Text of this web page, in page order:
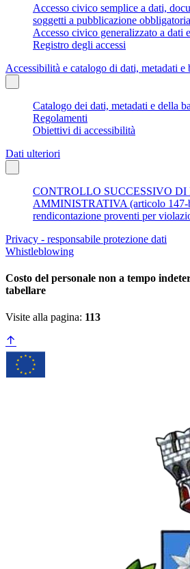
Accesso civico semplice a dati,
soggetti a pubblicazione obbligatoria
Accesso civico generalizzato a dati
Registro degli accessi
Accessibilità e catalogo di dati, metadati e
Catalogo dei dati, metadati e della
Regolamenti
Obiettivi di accessibilità
Dati ulteriori
CONTROLLO SUCCESSIVO
AMMINISTRATIVA (articolo 147-
rendicontazione proventi per
Privacy - responsabile protezione dati
Whistleblowing
Costo del personale non a tempo
tabellare
Visite alla pagina: 113